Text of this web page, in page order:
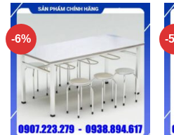
-6% -